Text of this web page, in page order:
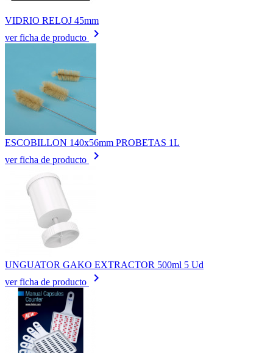
VIDRIO RELOJ 45mm
ver ficha de producto
keyboard_arrow_right
ESCOBILLON 140x56mm PROBETAS 1L
ver ficha de producto
keyboard_arrow_right
UNGUATOR GAKO EXTRACTOR 500ml 5 Ud
ver ficha de producto
keyboard_arrow_right